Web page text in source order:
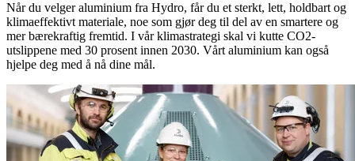
Når du velger aluminium fra Hydro, får du et sterkt, lett, holdbart og
klimaeffektivt materiale, noe som gjør deg til del av en smartere og
mer bærekraftig fremtid. I vår klimastrategi skal vi kutte CO2-
utslippene med 30 prosent innen 2030. Vårt aluminium kan også
hjelpe deg med å nå dine mål.